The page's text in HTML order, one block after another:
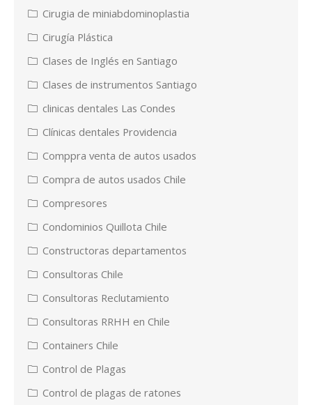
Cirugia de miniabdominoplastia
Cirugía Plástica
Clases de Inglés en Santiago
Clases de instrumentos Santiago
clinicas dentales Las Condes
Clínicas dentales Providencia
Comppra venta de autos usados
Compra de autos usados Chile
Compresores
Condominios Quillota Chile
Constructoras departamentos
Consultoras Chile
Consultoras Reclutamiento
Consultoras RRHH en Chile
Containers Chile
Control de Plagas
Control de plagas de ratones